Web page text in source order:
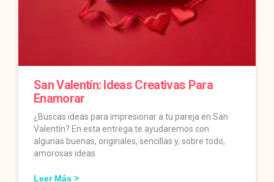
San Valentín: Ideas Creativas Para
Enamorar
¿Buscas ideas para impresionar a tu pareja en San
Valentín? En esta entrega te ayudaremos con
algunas buenas, originales, sencillas y, sobre todo,
amorosas ideas
Leer Más >